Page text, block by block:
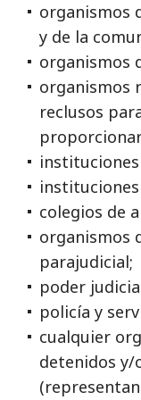
organismos
y de la
organismos
organismos
reclusos
instituciones
colegios de
organismos
parajudicial;
poder
policía y
cualquier
detenidos